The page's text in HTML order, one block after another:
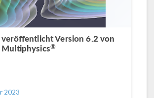
veröffentlicht Version 6.2 von
Multiphysics®
2023